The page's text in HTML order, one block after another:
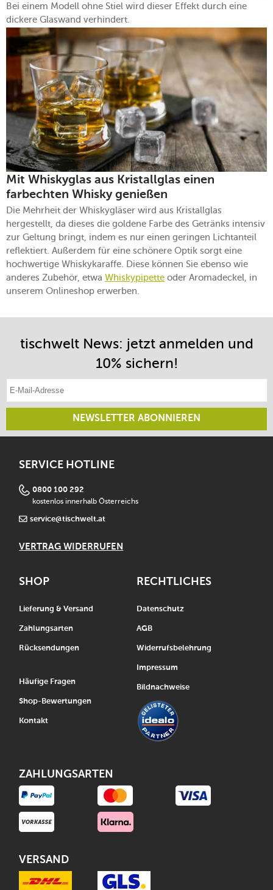
Bei einem Modell ohne Stiel wird dieser Effekt durch eine
dickere Glaswand verhindert.
Mit Whiskyglas aus Kristallglas einen
farbechten Whisky genießen
Die Mehrheit der Whiskygläser wird aus Kristallglas
hergestellt, da dieses die goldene Farbe des Getränks intensiv
zur Geltung bringt, indem es nur einen geringen Lichtanteil
reflektiert. Außerdem für eine schönere Optik sorgt eine
hochwertige Whiskykaraffe. Diese können Sie ebenso wie
anderes Zubehör, etwa Whiskypipette oder Aromadeckel, in
unserem Onlineshop erwerben.
tischwelt News: jetzt anmelden und
10% sichern!
NEWSLETTER ABONNIEREN
SERVICE HOTLINE
0800 100 292
kostenlos innerhalb Österreichs
service@tischwelt.at
VERTRAG WIDERRUFEN
SHOP
Lieferung & Versand
Zahlungsarten
Rücksendungen
Häufige Fragen
Shop-Bewertungen
Kontakt
RECHTLICHES
Datenschutz
AGB
Widerrufsbelehrung
Impressum
Bildnachweise
ZAHLUNGSARTEN
VERSAND